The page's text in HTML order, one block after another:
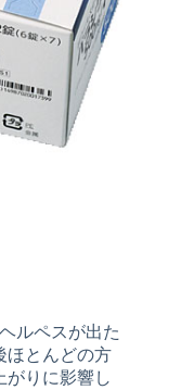
ルペスが出た
ほとんどの方
がりに影響し